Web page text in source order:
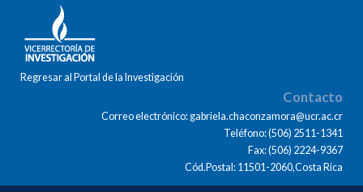
Regresar al Portal de la Investigación
Contacto
Correo electrónico: gabriela.chaconzamora@ucr.ac.cr
Teléfono: (506) 2511-1341
Fax: (506) 2224-9367
Cód.Postal: 11501-2060,Costa Rica